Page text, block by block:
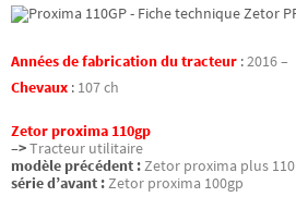
Années de fabrication du tracteur :2016 –
Chevaux : 107 ch
Zetor proxima 110gp
–>Tracteur utilitaire
modèle précédent :Zetor proxima plus 110
série d’avant :Zetor proxima 100gp